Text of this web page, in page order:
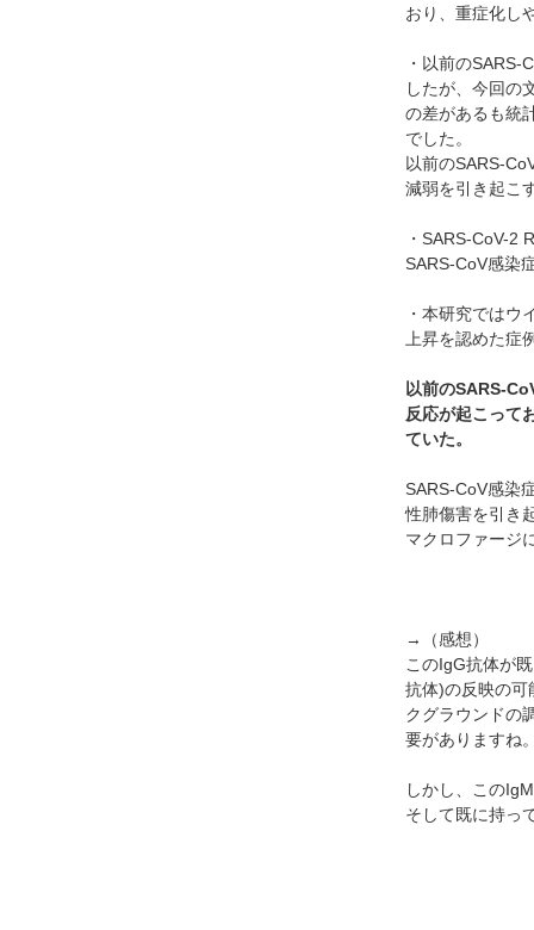
おり、重症化し
・以前の
したが、今回の
の差があるも統
でした。
以前のSARS-
減弱を引き起こ
・SARS-CoV-2
SARS-CoV感染
・本研究ではウ
上昇を認めた
以前のSARS-
反応が起こって
ていた。
SARS-CoV感染
性肺傷害を引き
マクロファージ
→（感想）
このIgG抗体が
抗体)の反映の可
クグラウンドの
要がありますね
しかし、この
そして既に持っ